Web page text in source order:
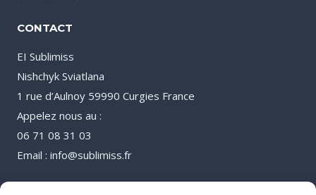
CONTACT
EI Sublimiss
Nishchyk Sviatlana
1 rue d’Aulnoy 59990 Curgies France
Appelez nous au :
06 71 08 31 03
Email : info@sublimiss.fr